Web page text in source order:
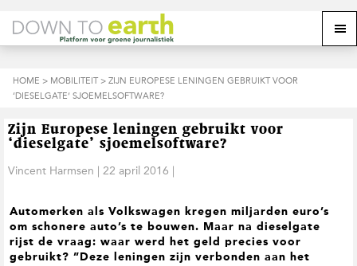
p
r
n
a
a
d
o
o
f
d
o
o
n
r
d
h
f
d
i
n
p
r
n
a
a
d
o
e
t
t
M
HOME > MOBILITEIT> ZIJN EUROPESE LENINGEN GEBRUIKT VOOR
‘DIESELGATE’ SJOEMELSOFTWARE?
Zijn Europese leningen gebruikt voor
‘dieselgate’ sjoemelsoftware?
Vincent Harmsen | 22 april 2016 |
Automerken als Volkswagen kregen miljarden euro’s
om schonere auto’s te bouwen. Maar na dieselgate
rijst de vraag: waar werd het geld precies voor
gebruikt? ”Deze leningen zijn verbonden aan het